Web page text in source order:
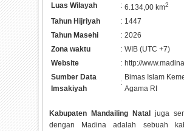
Luas Wilayah
: 6.134,00 km2
Tahun Hijriyah : 1447
Tahun Masehi
: 2026
Zona waktu
: WIB (UTC +7)
Website
: http://
Sumber Data
Imsakiyah
:
Bimas Islam
Agama RI
Kabupaten Mandailing Natal
juga
dengan Madina adalah sebuah